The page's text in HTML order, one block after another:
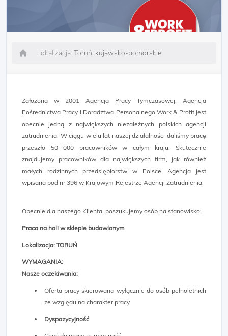
Lokalizacja: Toruń, kujawsko-pomorskie
Założona w 2001 Agencja Pracy Tymczasowej, Agencja
Pośrednictwa Pracy i Doradztwa Personalnego Work & Profit jest
obecnie jedną z największych niezależnych polskich agencji
zatrudnienia. W ciągu wielu lat naszej działalności daliśmy pracę
przeszło 50 000 pracowników w całym kraju. Skutecznie
znajdujemy pracowników dla największych firm, jak również
małych rodzinnych przedsiębiorstw w Polsce. Agencja jest
wpisana pod nr 396 w Krajowym Rejestrze Agencji Zatrudnienia.
Obecnie dla naszego Klienta, poszukujemy osób na stanowisko:
Praca na hali w sklepie budowlanym
Lokalizacja: TORUŃ​
WYMAGANIA:
Nasze oczekiwania:
Oferta pracy skierowana wyłącznie do osób pełnoletnich
ze względu na charakter pracy
Dyspozycyjność